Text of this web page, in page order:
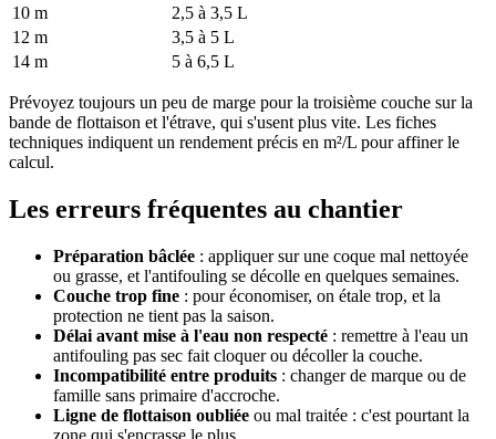
10 m
2,5 à 3,5 L
12 m
3,5 à 5 L
14 m
5 à 6,5 L
Prévoyez toujours un peu de marge pour la troisième couche sur la
bande de flottaison et l'étrave, qui s'usent plus vite. Les fiches
techniques indiquent un rendement précis en m²/L pour affiner le
calcul.
Les erreurs fréquentes au chantier
Préparation bâclée : appliquer sur une coque mal nettoyée
ou grasse, et l'antifouling se décolle en quelques semaines.
Couche trop fine : pour économiser, on étale trop, et la
protection ne tient pas la saison.
Délai avant mise à l'eau non respecté : remettre à l'eau un
antifouling pas sec fait cloquer ou décoller la couche.
Incompatibilité entre produits : changer de marque ou de
famille sans primaire d'accroche.
Ligne de flottaison oubliée ou mal traitée : c'est pourtant la
zone qui s'encrasse le plus.